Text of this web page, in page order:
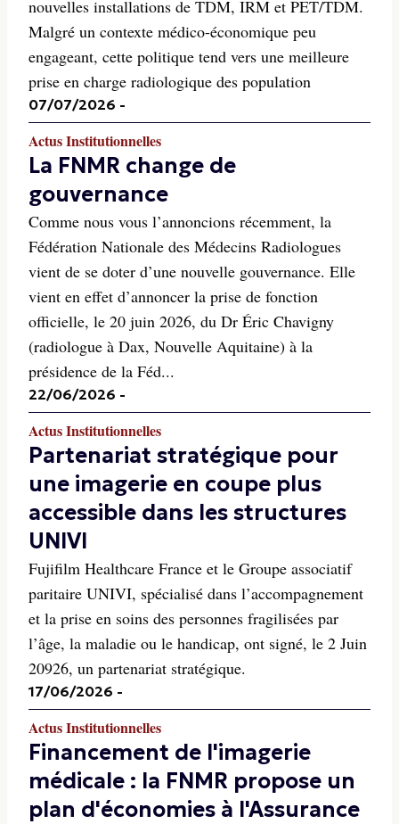
nouvelles installations de TDM, IRM et PET/TDM.
Malgré un contexte médico-économique peu
engageant, cette politique tend vers une meilleure
prise en charge radiologique des population
07/07/2026 -
Actus Institutionnelles
La FNMR change de
gouvernance
Comme nous vous l’annoncions récemment, la
Fédération Nationale des Médecins Radiologues
vient de se doter d’une nouvelle gouvernance. Elle
vient en effet d’annoncer la prise de fonction
officielle, le 20 juin 2026, du Dr Éric Chavigny
(radiologue à Dax, Nouvelle Aquitaine) à la
présidence de la Féd...
22/06/2026 -
Actus Institutionnelles
Partenariat stratégique pour
une imagerie en coupe plus
accessible dans les structures
UNIVI
Fujifilm Healthcare France et le Groupe associatif
paritaire UNIVI, spécialisé dans l’accompagnement
et la prise en soins des personnes fragilisées par
l’âge, la maladie ou le handicap, ont signé, le 2 Juin
20926, un partenariat stratégique.
17/06/2026 -
Actus Institutionnelles
Financement de l'imagerie
médicale : la FNMR propose un
plan d'économies à l'Assurance